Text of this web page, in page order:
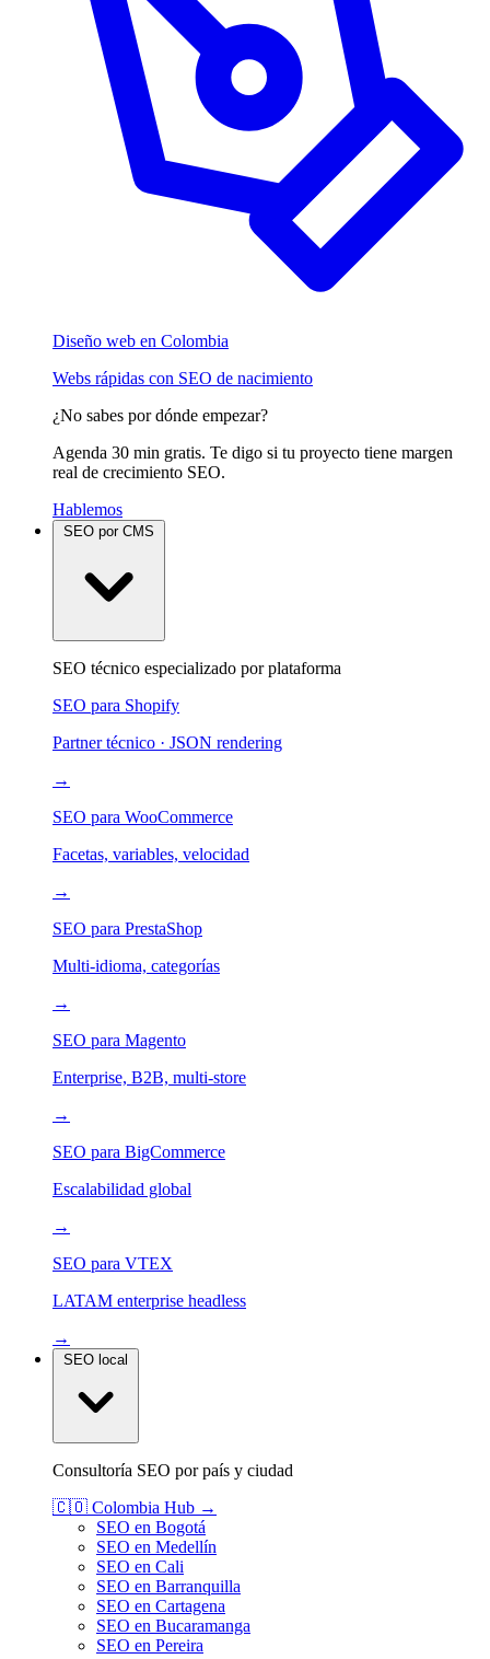
Diseño web en Colombia
Webs rápidas con SEO de nacimiento
¿No sabes por dónde empezar?
Agenda 30 min gratis. Te digo si tu proyecto tiene margen
real de crecimiento SEO.
Hablemos
SEO técnico especializado por plataforma
SEO para Shopify
Partner técnico · JSON rendering
→
SEO para WooCommerce
Facetas, variables, velocidad
→
SEO para PrestaShop
Multi-idioma, categorías
→
SEO para Magento
Enterprise, B2B, multi-store
→
SEO para BigCommerce
Escalabilidad global
→
SEO para VTEX
LATAM enterprise headless
→
Consultoría SEO por país y ciudad
🇨🇴 Colombia Hub →
SEO en Bogotá
SEO en Medellín
SEO en Cali
SEO en Barranquilla
SEO en Cartagena
SEO en Bucaramanga
SEO en Pereira